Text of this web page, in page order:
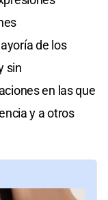
de los
sin
en las que
y a otros